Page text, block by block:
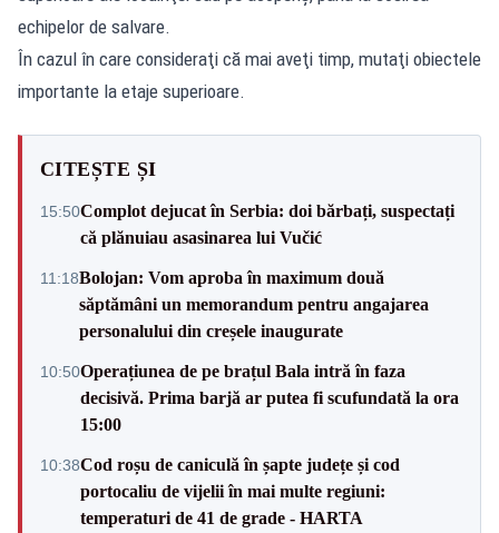
echipelor de salvare.
În cazul în care consideraţi că mai aveţi timp, mutaţi obiectele
importante la etaje superioare.
CITEȘTE ȘI
15:50Complot dejucat în Serbia: doi bărbați, suspectați
că plănuiau asasinarea lui Vučić
11:18Bolojan: Vom aproba în maximum două
săptămâni un memorandum pentru angajarea
personalului din creșele inaugurate
10:50Operațiunea de pe brațul Bala intră în faza
decisivă. Prima barjă ar putea fi scufundată la ora
15:00
10:38Cod roșu de caniculă în șapte județe și cod
portocaliu de vijelii în mai multe regiuni:
temperaturi de 41 de grade - HARTA